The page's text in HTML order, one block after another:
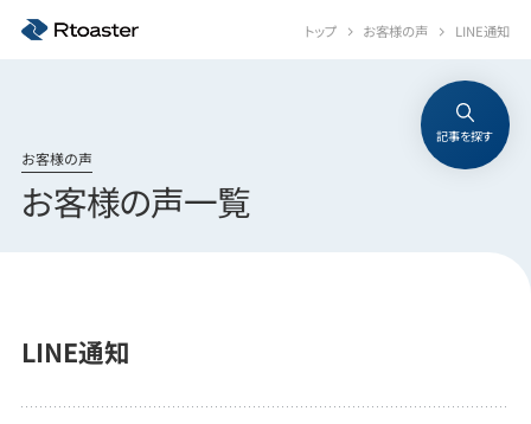
トップ お客様の声 LINE通知
お客様の声
お客様の声一覧
記事を探す
LINE通知